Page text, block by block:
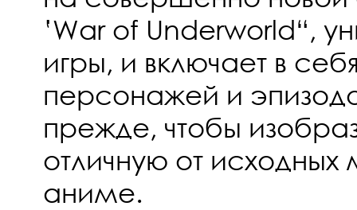
‛War of Underworld“,
игры, и включает в
персонажей и
прежде, чтобы
отличную от
аниме.